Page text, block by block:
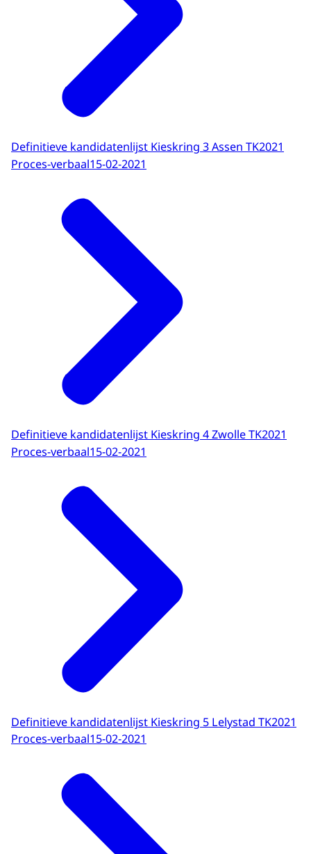
Definitieve kandidatenlijst Kieskring 3 Assen TK2021
Proces-verbaal15-02-2021
Definitieve kandidatenlijst Kieskring 4 Zwolle TK2021
Proces-verbaal15-02-2021
Definitieve kandidatenlijst Kieskring 5 Lelystad TK2021
Proces-verbaal15-02-2021